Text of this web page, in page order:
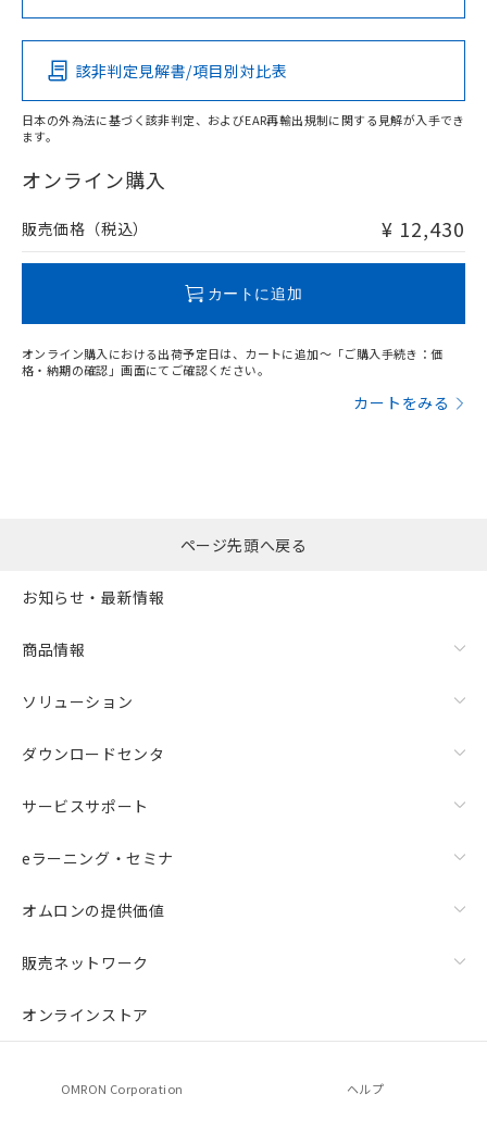
Pb Hg Cd Cr(VI)
O
在庫等で未対応品が混在する可能性があります。
問い合わせください。
この製品の規格認証/適合状況ページへ
その他の認証はこちらのページからご検索ください
該非判定見解書/項目別対比表
日本の外為法に基づく該非判定、およびEAR再輸出規制に関する見解が入手でき
ます。
オンライン購入
販売価格（税込） ¥ 12,430
カートに追加
オンライン購入における出荷予定日は、カートに追加～「ご購入手続き：価
格・納期の確認」画面にてご確認ください。
カートをみる
ページ先頭へ戻る
お知らせ・最新情報
商品情報
ソリューション
ダウンロードセンタ
サービスサポート
eラーニング・セミナ
オムロンの提供価値
販売ネットワーク
オンラインストア
OMRON Corporation ヘルプ